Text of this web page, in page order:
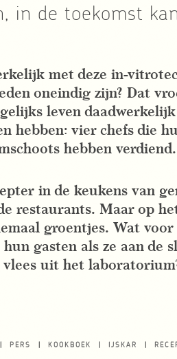
in de toekomst
met deze in-
oneindig zijn? Dat
leven
hebben: vier chefs die
hebben verdiend.
in de keukens van
restaurants. Maar op
groentjes. Wat voor
gasten als ze aan de
uit het
PERS KOOKBOEK IJSKAR